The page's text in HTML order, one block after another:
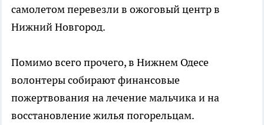
самолетом перевезли в ожоговый центр в
Нижний Новгород.
Помимо всего прочего, в Нижнем Одесе
волонтеры собирают финансовые
пожертвования на лечение мальчика и на
восстановление жилья погорельцам.